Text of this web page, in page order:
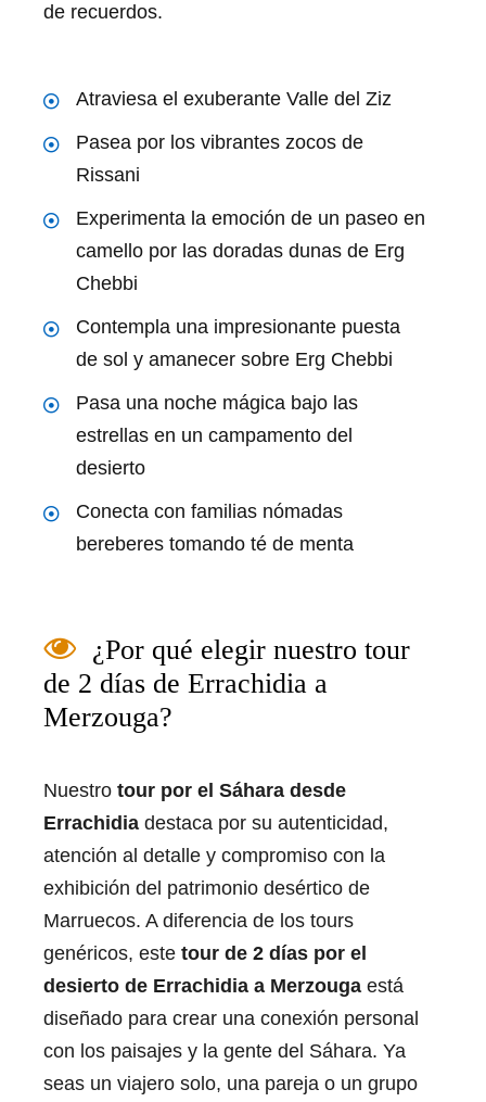
de recuerdos.
Atraviesa el exuberante Valle del Ziz
Pasea por los vibrantes zocos de
Rissani
Experimenta la emoción de un paseo en
camello por las doradas dunas de Erg
Chebbi
Contempla una impresionante puesta
de sol y amanecer sobre Erg Chebbi
Pasa una noche mágica bajo las
estrellas en un campamento del
desierto
Conecta con familias nómadas
bereberes tomando té de menta
¿Por qué elegir nuestro tour
de 2 días de Errachidia a
Merzouga?
Nuestro tour por el Sáhara desde
Errachidia destaca por su autenticidad,
atención al detalle y compromiso con la
exhibición del patrimonio desértico de
Marruecos. A diferencia de los tours
genéricos, este tour de 2 días por el
desierto de Errachidia a Merzouga está
diseñado para crear una conexión personal
con los paisajes y la gente del Sáhara. Ya
seas un viajero solo, una pareja o un grupo